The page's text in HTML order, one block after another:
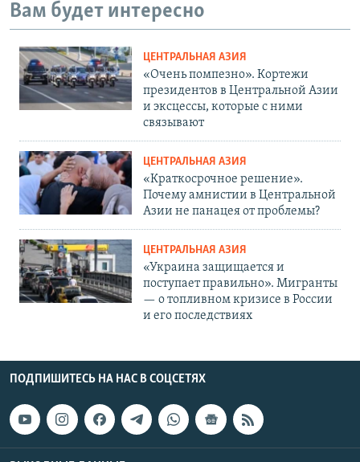
Вам будет интересно
ЦЕНТРАЛЬНАЯ АЗИЯ
«Очень помпезно». Кортежи
президентов в Центральной Азии
и эксцессы, которые с ними
связывают
ЦЕНТРАЛЬНАЯ АЗИЯ
«Краткосрочное решение».
Почему амнистии в Центральной
Азии не панацея от проблемы?
ЦЕНТРАЛЬНАЯ АЗИЯ
«Украина защищается и
поступает правильно». Мигранты
— о топливном кризисе в России
и его последствиях
ПОДПИШИТЕСЬ НА НАС В СОЦСЕТЯХ